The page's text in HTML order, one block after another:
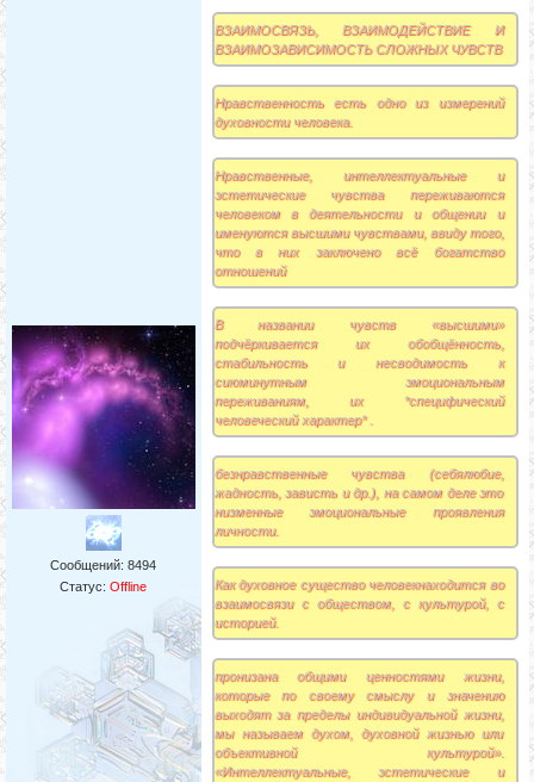
Сообщений: 8494
Статус: Offline
ВЗАИМОСВЯЗЬ, ВЗАИМОДЕЙСТВИЕ И
ВЗАИМОЗАВИСИМОСТЬ СЛОЖНЫХ ЧУВСТВ
Нравственность есть одно из измерений
духовности человека.
Нравственные, интеллектуальные и
эстетические чувства переживаются
человеком в деятельности и общении и
именуются высшими чувствами, ввиду того,
что в них заключено всё богатство
отношений
В названии чувств «высшими»
подчёркивается их обобщённость,
стабильность и несводимость к
сиюминутным эмоциональным
переживаниям, их *специфический
человеческий характер* .
безнравственные чувства (себялюбие,
жадность, зависть и др.), на самом деле это
низменные эмоциональные проявления
личности.
Как духовное существо человекнаходится во
взаимосвязи с обществом, с культурой, с
историей.
пронизана общими ценностями жизни,
которые по своему смыслу и значению
выходят за пределы индивидуальной жизни,
мы называем духом, духовной жизнью или
объективной культурой».
«Интеллектуальные, эстетические и